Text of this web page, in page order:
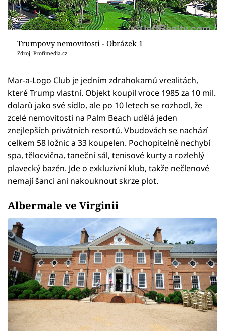
Trumpovy nemovitosti - Obrázek 1
Zdroj: Profimedia.cz
Mar-a-Logo Club je jedním zdrahokamů vrealitách,
které Trump vlastní. Objekt koupil vroce 1985 za 10 mil.
dolarů jako své sídlo, ale po 10 letech se rozhodl, že
zcelé nemovitosti na Palm Beach udělá jeden
znejlepších privátních resortů. Vbudovách se nachází
celkem 58 ložnic a 33 koupelen. Pochopitelně nechybí
spa, tělocvična, taneční sál, tenisové kurty a rozlehlý
plavecký bazén. Jde o exkluzivní klub, takže nečlenové
nemají šanci ani nakouknout skrze plot.
Albermale ve Virginii